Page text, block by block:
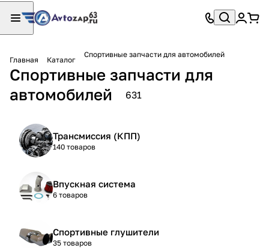
Главная Каталог
Спортивные запчасти для автомобилей
Спортивные запчасти для
автомобилей
631
Трансмиссия (КПП)
140 товаров
Впускная система
6 товаров
Спортивные глушители
35 товаров